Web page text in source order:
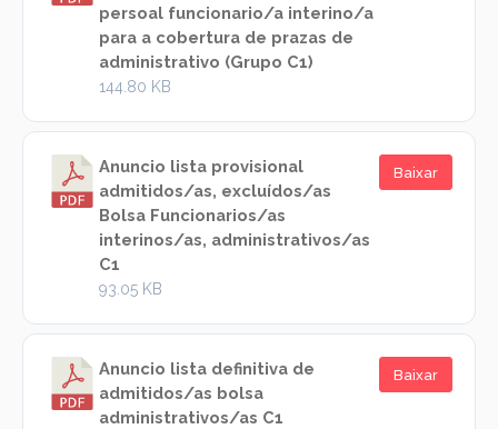
persoal funcionario/a interino/a
para a cobertura de prazas de
administrativo (Grupo C1)
144.80 KB
Anuncio lista provisional
admitidos/as, excluídos/as
Bolsa Funcionarios/as
interinos/as, administrativos/as
C1
93.05 KB
Baixar
Anuncio lista definitiva de
admitidos/as bolsa
administrativos/as C1
Baixar